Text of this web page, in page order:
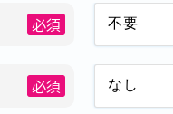
必須
必須